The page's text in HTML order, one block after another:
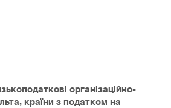
організаційно-
країни з податком на